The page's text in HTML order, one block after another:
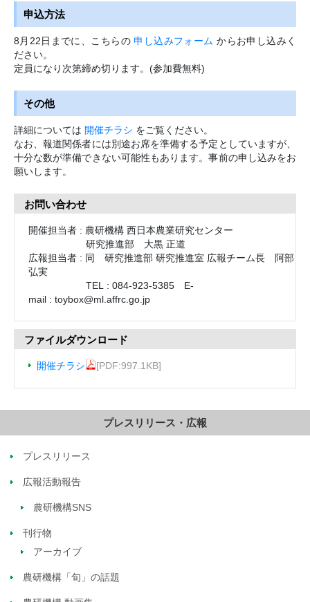
申込方法
8月22日までに、こちらの申し込みフォームからお申し込みく
ださい。
定員になり次第締め切ります。(参加費無料)
その他
詳細については 開催チラシ をご覧ください。
なお、報道関係者には別途お席を準備する予定としていますが、
十分な数が準備できない可能性もあります。事前の申し込みをお
願いします。
お問い合わせ
開催担当者 : 農研機構 西日本農業研究センター
研究推進部
大黒 正道
広報担当者 : 同 研究推進部 研究推進室 広報チーム長
阿部
弘実
TEL
: 084-923-5385
E-
mail : toybox@ml.affrc.go.jp
ファイルダウンロード
開催チラシ [PDF:997.1KB]
プレスリリース・広報
プレスリリース
広報活動報告
農研機構SNS
刊行物
アーカイブ
農研機構「旬」の話題